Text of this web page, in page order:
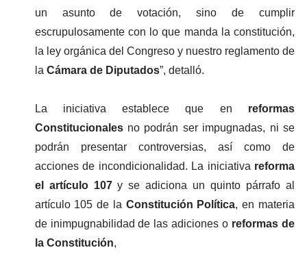
un asunto de votación, sino de cumplir
escrupulosamente con lo que manda la constitución,
la ley orgánica del Congreso y nuestro reglamento de
la Cámara de Diputados”, detalló.
La iniciativa establece que en reformas
Constitucionales no podrán ser impugnadas, ni se
podrán presentar controversias, así como de
acciones de incondicionalidad. La iniciativa reforma
el artículo 107 y se adiciona un quinto párrafo al
artículo 105 de la Constitución Política, en materia
de inimpugnabilidad de las adiciones o reformas de
la Constitución,